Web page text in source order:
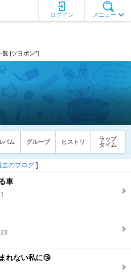
メニュー
ログイン
覧 [ツヨポン*]
バム グループ ヒストリ
ラップ
タイム
去のブログ ]
車
1
23
れない私に😘